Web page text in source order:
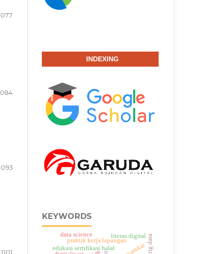
INDEXING
KEYWORDS
edukasi sertifikasi halal
praktik kerja lapangan
literas digital
data science big data